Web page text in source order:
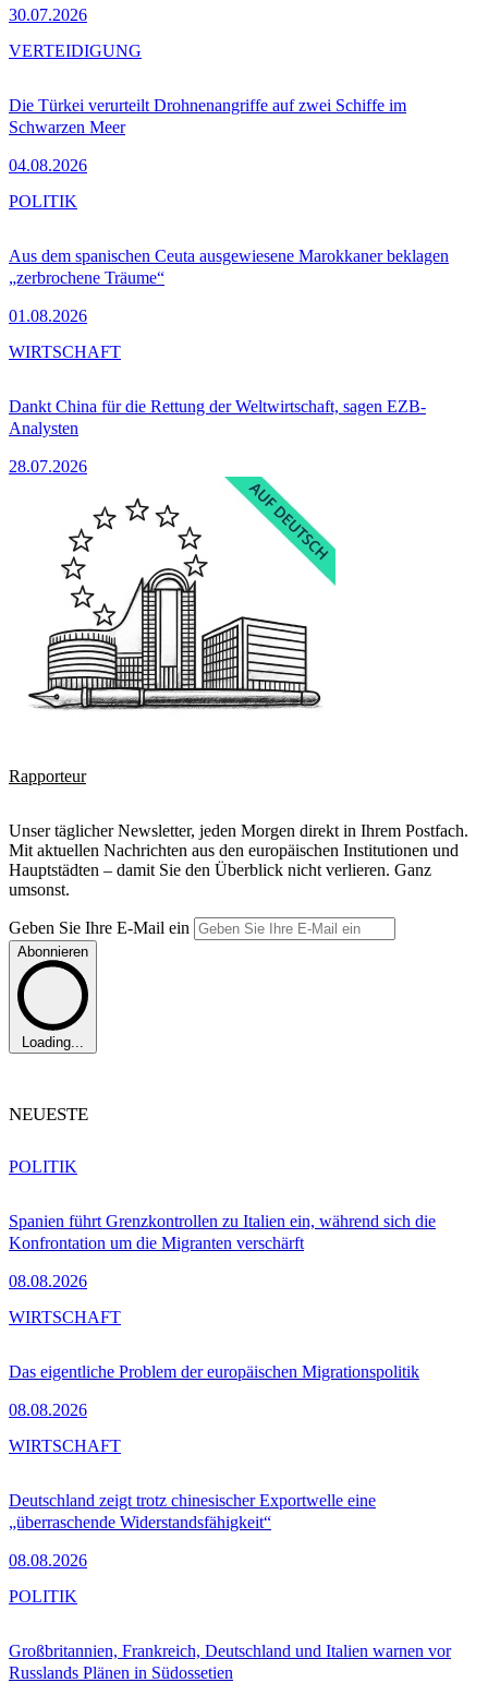
30.07.2026
Die Türkei verurteilt Drohnenangriffe auf zwei Schiffe im
Schwarzen Meer
04.08.2026
VERTEIDIGUNG
Aus dem spanischen Ceuta ausgewiesene Marokkaner beklagen
„zerbrochene Träume“
01.08.2026
POLITIK
Dankt China für die Rettung der Weltwirtschaft, sagen EZB-
Analysten
28.07.2026
WIRTSCHAFT
Rapporteur
Unser täglicher Newsletter, jeden Morgen direkt in Ihrem Postfach.
Mit aktuellen Nachrichten aus den europäischen Institutionen und
Hauptstädten – damit Sie den Überblick nicht verlieren. Ganz
umsonst.
Geben Sie Ihre E-Mail ein
Abonnieren
Loading...
NEUESTE
Spanien führt Grenzkontrollen zu Italien ein, während sich die
Konfrontation um die Migranten verschärft
08.08.2026
POLITIK
Das eigentliche Problem der europäischen Migrationspolitik
08.08.2026
WIRTSCHAFT
Deutschland zeigt trotz chinesischer Exportwelle eine
„überraschende Widerstandsfähigkeit“
08.08.2026
WIRTSCHAFT
Großbritannien, Frankreich, Deutschland und Italien warnen vor
Russlands Plänen in Südossetien
POLITIK